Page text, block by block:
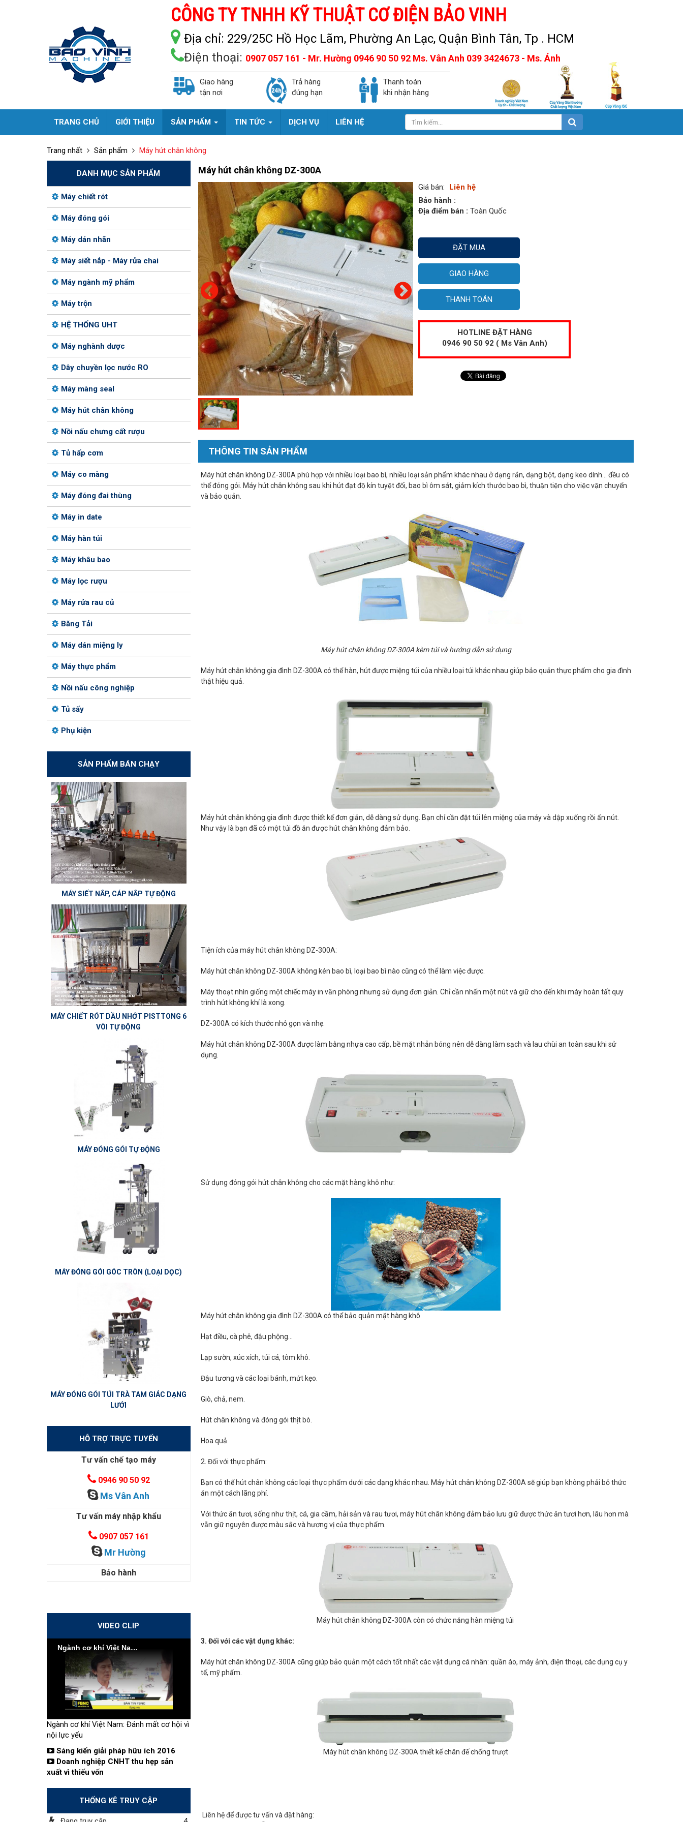
CÔNG TY TNHH KỸ THUẬT CƠ ĐIỆN BẢO VINH
Địa chỉ: 229/25C Hồ Học Lãm, Phường An Lạc, Quận Bình Tân, Tp . HCM
Điện thoại: 0907 057 161 - Mr. Hường 0946 90 50 92 Ms. Vân Anh 039 3424673 - Ms. Ánh
Giao hàng
tận nơi
Trả hàng
đúng hạn
Thanh toán
khi nhận hàng
TRANG CHỦ GIỚI THIỆU SẢN PHẨM TIN TỨC DỊCH VỤ LIÊN HỆ
Trang nhất Sản phẩm Máy hút chân không
Máy hút chân không DZ-300A
Giá bán:
Liên hệ
Bảo hành :
Địa điểm bán : Toàn Quốc
ĐẶT MUA
GIAO HÀNG
THANH TOÁN
HOTLINE ĐẶT HÀNG
0946 90 50 92 ( Ms Vân Anh)
THÔNG TIN SẢN PHẨM
Máy hút chân không DZ-300A phù hợp với nhiều loại bao bì, nhiều loại sản phẩm khác nhau ở dạng rắn, dạng bột, dạng keo dính... đều có
thể đóng gói. Máy hút chân không sau khi hút đạt độ kín tuyệt đối, bao bì ôm sát, giảm kích thước bao bì, thuận tiện cho việc vận chuyển
và bảo quản.
Máy hút chân không DZ-300A kèm túi và hướng dẫn sử dụng
Máy hút chân không gia đình DZ-300A có thể hàn, hút được miệng túi của nhiều loại túi khác nhau giúp bảo quản thực phẩm cho gia đình
thật hiệu quả.
Máy hút chân không gia đình được thiết kế đơn giản, dễ dàng sử dụng. Bạn chỉ cần đặt túi lên miệng của máy và dập xuống rồi ấn nút.
Như vậy là bạn đã có một túi đồ ăn được hút chân không đảm bảo.
Tiện ích của máy hút chân không DZ-300A:
Máy hút chân không DZ-300A không kén bao bì, loại bao bì nào cũng có thể làm việc được.
Máy thoạt nhìn giống một chiếc máy in văn phòng nhưng sử dụng đơn giản. Chỉ cần nhấn một nút và giữ cho đến khi máy hoàn tất quy
trình hút không khí là xong.
DZ-300A có kích thước nhỏ gọn và nhẹ.
Máy hút chân không DZ-300A được làm bằng nhựa cao cấp, bề mặt nhẵn bóng nên dễ dàng làm sạch và lau chùi an toàn sau khi sử
dụng.
Sử dụng đóng gói hút chân không cho các mặt hàng khô như:
Máy hút chân không gia đình DZ-300A có thể bảo quản mặt hàng khô
Hạt điều, cà phê, đậu phộng…
Lạp sườn, xúc xích, túi cá, tôm khô.
Đậu tương và các loại bánh, mứt kẹo.
Giò, chả, nem.
Hút chân không và đóng gói thịt bò.
Hoa quả.
2. Đối với thực phẩm:
Bạn có thể hút chân không các loại thực phẩm dưới các dạng khác nhau. Máy hút chân không DZ-300A sẽ giúp bạn không phải bỏ thức
ăn một cách lãng phí.
Với thức ăn tươi, sống như thịt, cá, gia cầm, hải sản và rau tươi, máy hút chân không đảm bảo lưu giữ được thức ăn tươi hơn, lâu hơn mà
vẫn giữ nguyên được màu sắc và hương vị của thực phẩm.
Máy hút chân không DZ-300A còn có chức năng hàn miệng túi
3. Đối với các vật dụng khác:
Máy hút chân không DZ-300A cũng giúp bảo quản một cách tốt nhất các vật dụng cá nhân: quần áo, máy ảnh, điện thoại, các dụng cụ y
tế, mỹ phẩm.
Máy hút chân không DZ-300A thiết kế chân đế chống trượt
Liên hệ để được tư vấn và đặt hàng:
DANH MỤC SẢN PHẨM
Máy chiết rót
Máy đóng gói
Máy dán nhãn
Máy siết nắp - Máy rửa chai
Máy ngành mỹ phẩm
Máy trộn
HỆ THỐNG UHT
Máy nghành dược
Dây chuyền lọc nước RO
Máy màng seal
Máy hút chân không
Nồi nấu chưng cất rượu
Tủ hấp cơm
Máy co màng
Máy đóng đai thùng
Máy in date
Máy hàn túi
Máy khâu bao
Máy lọc rượu
Máy rửa rau củ
Băng Tải
Máy dán miệng ly
Máy thực phẩm
Nồi nấu công nghiệp
Tủ sấy
Phụ kiện
SẢN PHẨM BÁN CHẠY
MÁY SIẾT NẮP, CÁP NẮP TỰ ĐỘNG
MÁY CHIẾT RÓT DẦU NHỚT PISTTONG 6
VÒI TỰ ĐỘNG
MÁY ĐÓNG GÓI TỰ ĐỘNG
MÁY ĐÓNG GÓI GÓC TRÒN (LOẠI DỌC)
MÁY ĐÓNG GÓI TÚI TRÀ TAM GIÁC DẠNG
LƯỚI
HỖ TRỢ TRỰC TUYẾN
Tư vấn chế tạo máy
0946 90 50 92
Ms Vân Anh
Tư vấn máy nhập khẩu
0907 057 161
Mr Hường
Bảo hành
VIDEO CLIP
Ngành cơ khí Việt Nam: Đánh mất cơ hội vì nội lực yếu
Ngành cơ khí Việt Nam: Đánh mất cơ hội vì
nội lực yếu
Sáng kiến giải pháp hữu ích 2016
Doanh nghiệp CNHT thu hẹp sản
xuất vì thiếu vốn
THỐNG KÊ TRUY CẬP